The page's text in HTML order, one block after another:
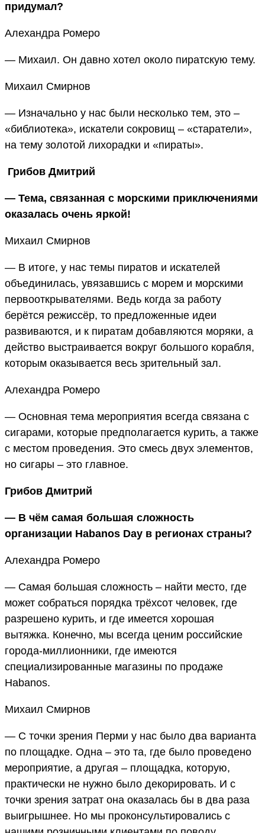
придумал?
Алехандра Ромеро
— Михаил. Он давно хотел около пиратскую тему.
Михаил Смирнов
— Изначально у нас были несколько тем, это –
«библиотека», искатели сокровищ – «старатели»,
на тему золотой лихорадки и «пираты».
Грибов Дмитрий
— Тема, связанная с морскими приключениями
оказалась очень яркой!
Михаил Смирнов
— В итоге, у нас темы пиратов и искателей
объединилась, увязавшись с морем и морскими
первооткрывателями. Ведь когда за работу
берётся режиссёр, то предложенные идеи
развиваются, и к пиратам добавляются моряки, а
действо выстраивается вокруг большого корабля,
которым оказывается весь зрительный зал.
Алехандра Ромеро
— Основная тема мероприятия всегда связана с
сигарами, которые предполагается курить, а также
с местом проведения. Это смесь двух элементов,
но сигары – это главное.
Грибов Дмитрий
— В чём самая большая сложность
организации Habanos Day в регионах страны?
Алехандра Ромеро
— Самая большая сложность – найти место, где
может собраться порядка трёхсот человек, где
разрешено курить, и где имеется хорошая
вытяжка. Конечно, мы всегда ценим российские
города-миллионники, где имеются
специализированные магазины по продаже
Habanos.
Михаил Смирнов
— С точки зрения Перми у нас было два варианта
по площадке. Одна – это та, где было проведено
мероприятие, а другая – площадка, которую,
практически не нужно было декорировать. И с
точки зрения затрат она оказалась бы в два раза
выигрышнее. Но мы проконсультировались с